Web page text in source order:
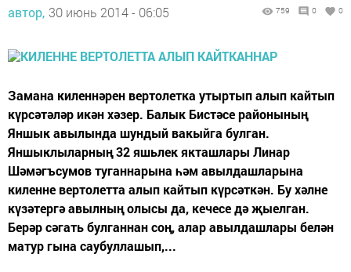
автор, 30 июнь 2014 - 06:05 759 0 0
Замана киленнәрен вертолетка утыртып алып кайтып
күрсәтәләр икән хәзер. Балык Бистәсе районының
Яншык авылында шундый вакыйга булган.
Яншыклыларның 32 яшьлек якташлары Линар
Шәмәгъсумов туганнарына һәм авылдашларына
киленне вертолетта алып кайтып күрсәткән. Бу хәлне
күзәтергә авылның олысы да, кечесе дә җыелган.
Берәр сәгать булганнан соң, алар авылдашлары белән
матур гына саубуллашып,...